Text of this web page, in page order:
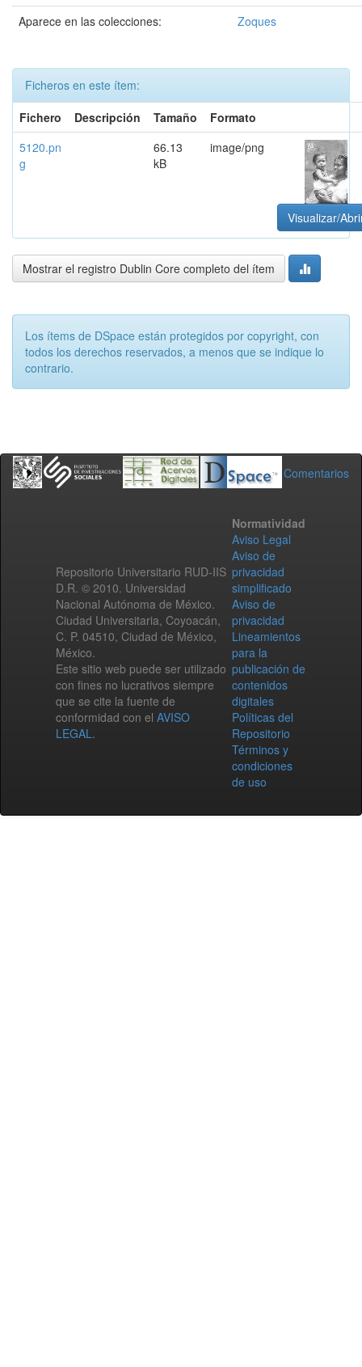
Aparece en las colecciones:
Zoques
Ficheros en este ítem:
Fichero
Descripción Tamaño
Formato
5120.pn
g
66.13
kB
image/png
Visualizar/
Mostrar el registro Dublin Core completo del ítem
Los ítems de DSpace están protegidos por copyright, con
todos los derechos reservados, a menos que se indique lo
contrario.
Comentarios
Repositorio Universitario RUD-IIS
D.R. © 2010. Universidad
Nacional Autónoma de México.
Ciudad Universitaria, Coyoacán,
C. P. 04510, Ciudad de México,
México.
Este sitio web puede ser utilizado
con fines no lucrativos siempre
que se cite la fuente de
conformidad con el AVISO
LEGAL.
Normatividad
Aviso Legal
Aviso de
privacidad
simplificado
Aviso de
privacidad
Lineamientos
para la
publicación de
contenidos
digitales
Políticas del
Repositorio
Términos y
condiciones
de uso